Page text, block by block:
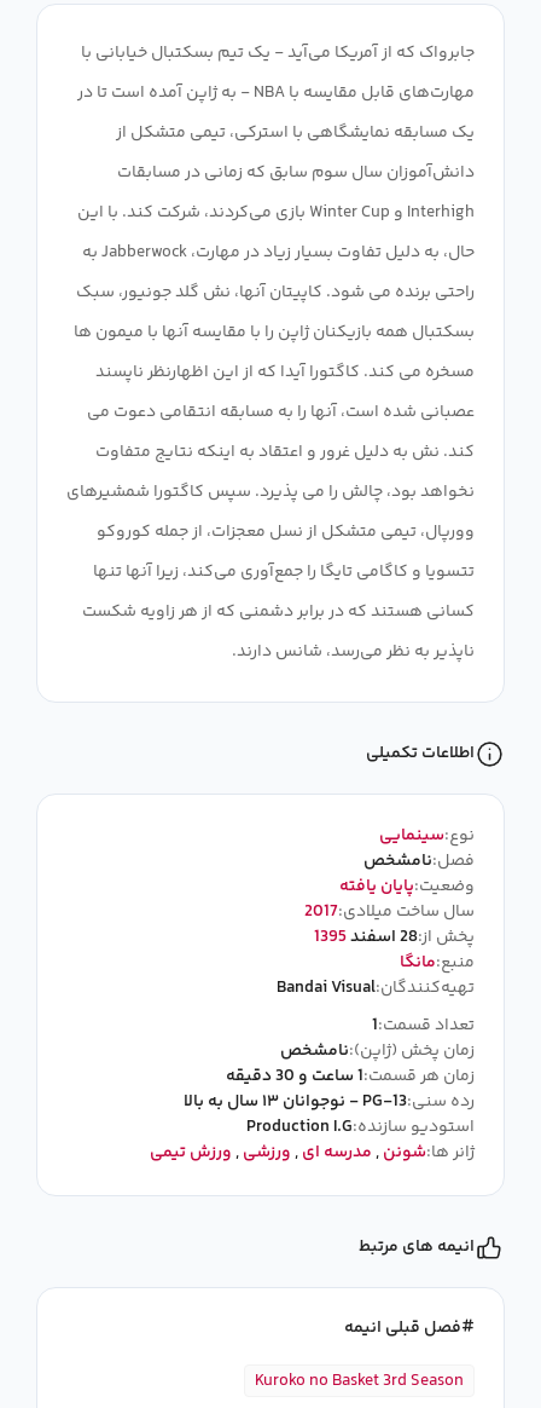
جابرواک که از آمریکا می‌آید - یک تیم بسکتبال خیابانی با
مهارت‌های قابل مقایسه با NBA - به ژاپن آمده است تا در
یک مسابقه نمایشگاهی با استرکی، تیمی متشکل از
دانش‌آموزان سال سوم سابق که زمانی در مسابقات
Interhigh و Winter Cup بازی می‌کردند، شرکت کند. با این
حال، به دلیل تفاوت بسیار زیاد در مهارت، Jabberwock به
راحتی برنده می شود. کاپیتان آنها، نش گلد جونیور، سبک
بسکتبال همه بازیکنان ژاپن را با مقایسه آنها با میمون ها
مسخره می کند. کاگتورا آیدا که از این اظهارنظر ناپسند
عصبانی شده است، آنها را به مسابقه انتقامی دعوت می
کند. نش به دلیل غرور و اعتقاد به اینکه نتایج متفاوت
نخواهد بود، چالش را می پذیرد. سپس کاگتورا شمشیرهای
وورپال، تیمی متشکل از نسل معجزات، از جمله کوروکو
تتسویا و کاگامی تایگا را جمع‌آوری می‌کند، زیرا آنها تنها
کسانی هستند که در برابر دشمنی که از هر زاویه شکست
ناپذیر به نظر می‌رسد، شانس دارند.
اطلاعات تکمیلی
نوع:سینمایی
فصل:نامشخص
وضعیت:پایان یافته
سال ساخت میلادی:2017
پخش از:28 اسفند
1395
منبع:مانگا
تهیه‌کنندگان:Bandai Visual
تعداد قسمت:1
زمان پخش (ژاپن):نامشخص
زمان هر قسمت:1 ساعت و 30 دقیقه
رده سنی:PG-13 - نوجوانان ۱۳ سال به بالا
استودیو سازنده:Production I.G
ژانر ها:شونن,مدرسه ای,ورزشی,ورزش تیمی
انیمه های مرتبط
فصل قبلی انیمه
Kuroko no Basket 3rd Season